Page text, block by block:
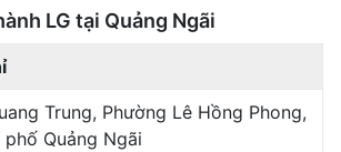
LG tại Quảng Ngãi
Trung, Phường Lê Hồng Phong,
phố Quảng Ngãi